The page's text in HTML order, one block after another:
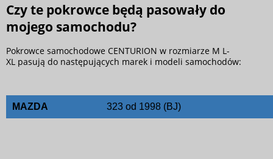
Czy te pokrowce będą pasowały do
mojego samochodu?
Pokrowce samochodowe CENTURION w rozmiarze M L-
XL pasują do następujących marek i modeli samochodów:
MAZDA 323 od 1998 (BJ)